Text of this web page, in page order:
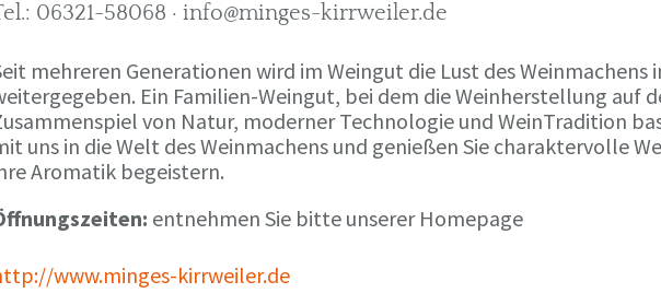
06321-58068 · info@minges-kirrweiler.de
mehreren Generationen wird im Weingut die Lust des Weinmachens
Ein Familien-Weingut, bei dem die Weinherstellung auf
von Natur, moderner Technologie und WeinTradition
uns in die Welt des Weinmachens und genießen Sie charaktervolle
Aromatik begeistern.
entnehmen Sie bitte unserer Homepage
www.minges-kirrweiler.de